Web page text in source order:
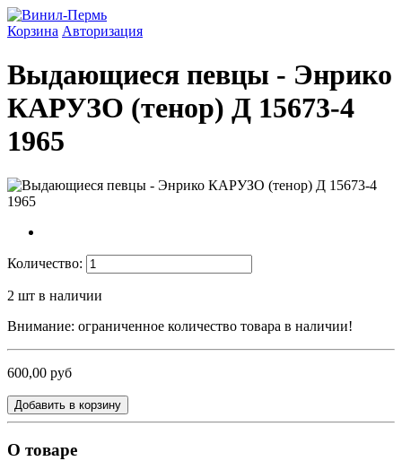
Корзина Авторизация
Выдающиеся певцы - Энрико
КАРУЗО (тенор) Д 15673-4
1965
Количество:
2 шт в наличии
Внимание: ограниченное количество товара в наличии!
600,00 руб
Добавить в корзину
О товаре